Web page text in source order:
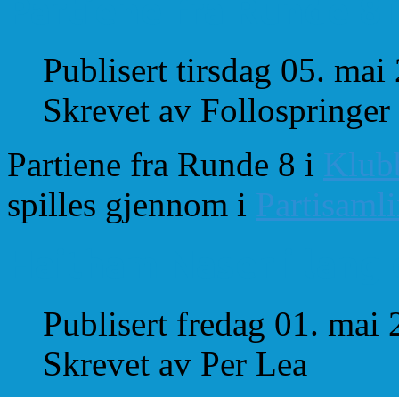
Publisert tirsdag 05. mai
Skrevet av Follospringer
Partiene fra Runde 8 i
spilles gjennom i
Publisert fredag 01. mai
Skrevet av Per Lea